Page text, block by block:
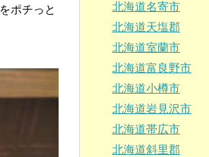
をポチっと
北海道名寄市
北海道天塩郡
北海道室蘭市
北海道富良野市
北海道小樽市
北海道岩見沢市
北海道帯広市
北海道斜里郡